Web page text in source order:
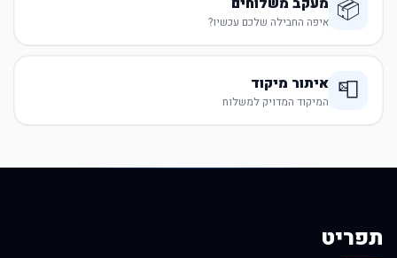
📦 איפה החבילה שלכם עכשיו?
📮 איתור מיקוד
המיקוד המדויק למשלוח
תפריט